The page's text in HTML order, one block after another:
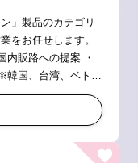
」製品のカテゴリ
をお任せします。
内販路への提案 ・
国、台湾、ベトナ
組んでいる為、海